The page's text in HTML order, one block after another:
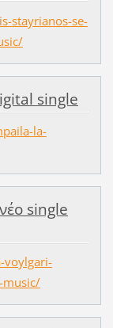
stayrianos-se-
single
la-
single
voylgari-
music/